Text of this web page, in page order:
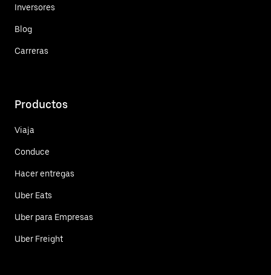
Inversores
Blog
Carreras
Productos
Viaja
Conduce
Hacer entregas
Uber Eats
Uber para Empresas
Uber Freight